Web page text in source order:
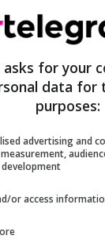
asks for your
data for
purposes:
advertising and
development
or access